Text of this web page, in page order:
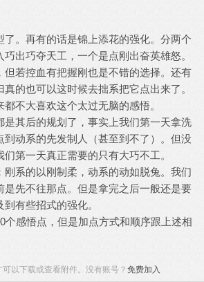
了。再有的话是锦上添花的强化。分两个
出巧夺天工，一个是点刚出奋英雄怒。
但若控血有把握刚也是不错的选择。还有
真的也可以这时候去拙系把它点出来了。
都不大喜欢这个太过无脑的感悟。
是其后的规划了，事实上我们第一天拿洗
到动系的先发制人（甚至到不了）。但没
们第一天真正需要的只有大巧不工。
刚系的以刚制柔，动系的动如脱兔。我们
是先不往那点。但是拿完之后一般还是要
有些招式的强化。
个感悟点，但是加点方式和顺序跟上述相
可以下载或查看附件。没有账号？ 免费加入